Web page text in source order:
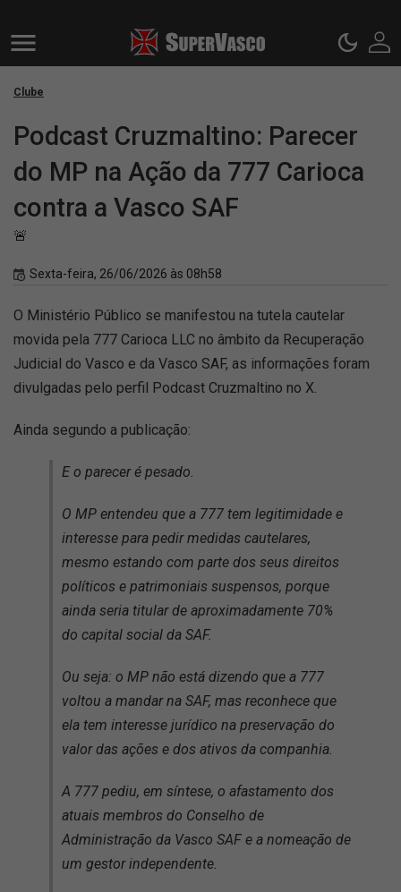
Clube
Podcast Cruzmaltino: Parecer
do MP na Ação da 777 Carioca
contra a Vasco SAF
🚨
Sexta-feira, 26/06/2026 às 08h58
O Ministério Público se manifestou na tutela cautelar
movida pela 777 Carioca LLC no âmbito da Recuperação
Judicial do Vasco e da Vasco SAF, as informações foram
divulgadas pelo perfil Podcast Cruzmaltino no X.
Ainda segundo a publicação:
E o parecer é pesado.
O MP entendeu que a 777 tem legitimidade e
interesse para pedir medidas cautelares,
mesmo estando com parte dos seus direitos
políticos e patrimoniais suspensos, porque
ainda seria titular de aproximadamente 70%
do capital social da SAF.
Ou seja: o MP não está dizendo que a 777
voltou a mandar na SAF, mas reconhece que
ela tem interesse jurídico na preservação do
valor das ações e dos ativos da companhia.
A 777 pediu, em síntese, o afastamento dos
atuais membros do Conselho de
Administração da Vasco SAF e a nomeação de
um gestor independente.